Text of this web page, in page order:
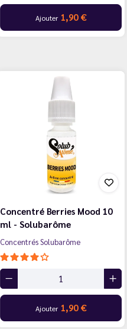
Ajouter 1,90 €
Concentré Berries Mood 10
ml - Solubarôme
Concentrés Solubarôme
Ajouter 1,90 €